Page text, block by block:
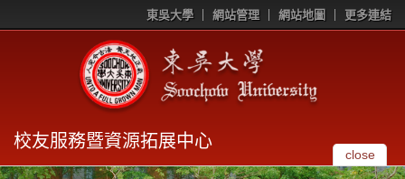
東吳大學 網站管理 網站地圖 更多連結
校友服務暨資源拓展中心
close